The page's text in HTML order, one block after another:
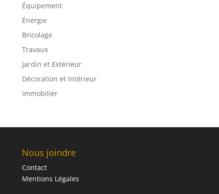
Équipement
Énergie
Bricolage
Travaux
Jardin et Extérieur
Décoration et Intérieur
Immobilier
Nous joindre
Contact
Mentions Légales